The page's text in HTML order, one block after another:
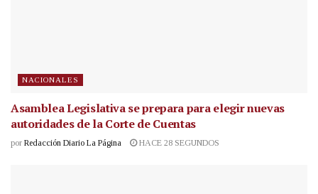
NACIONALES
Asamblea Legislativa se prepara para elegir nuevas
autoridades de la Corte de Cuentas
por Redacción Diario La Página HACE 28 SEGUNDOS